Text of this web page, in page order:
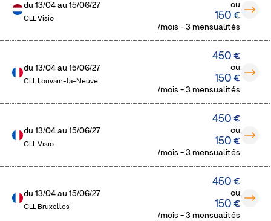
du13/04 au15/06/27
CLL Visio
ou
150 €
/mois - 3 mensualités
du13/04 au15/06/27
CLL Louvain-la-Neuve
450 €
ou
150 €
/mois - 3 mensualités
du13/04 au15/06/27
CLL Visio
450 €
ou
150 €
/mois - 3 mensualités
du13/04 au15/06/27
CLL Bruxelles
450 €
ou
150 €
/mois - 3 mensualités